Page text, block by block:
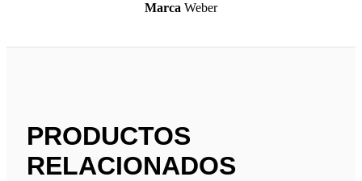
Marca Weber
PRODUCTOS
RELACIONADOS